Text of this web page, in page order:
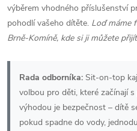
výběrem vhodného příslušenství
pohodlí vašeho dítěte. Loď máme
Brně-Komíně, kde si ji můžete
Rada odborníka: Sit-on-top
volbou pro děti, které začínají
výhodou je bezpečnost – dítě
pokud spadne do vody,